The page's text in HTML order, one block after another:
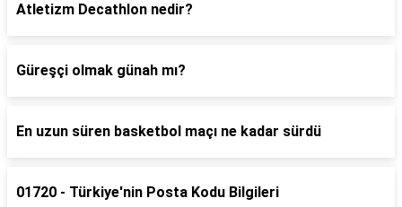
Atletizm Decathlon nedir?
Güreşçi olmak günah mı?
En uzun süren basketbol maçı ne kadar sürdü
01720 - Türkiye'nin Posta Kodu Bilgileri